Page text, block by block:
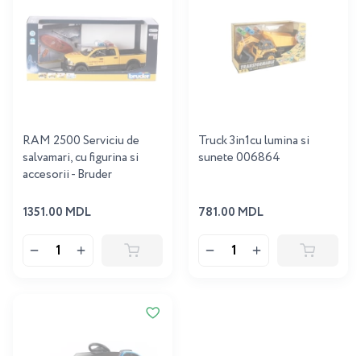
RAM 2500 Serviciu de
salvamari, cu figurina si
accesorii - Bruder
1351.00 MDL
Truck 3in1cu lumina si
sunete 006864
781.00 MDL